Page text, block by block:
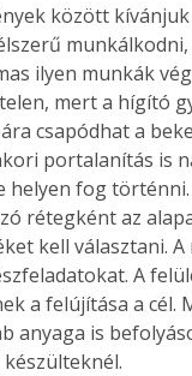
között kívánjuk
ilyen munkák
mert a hígító
csapódhat a
portalanítás is
helyen fog történni.
rétegként az
kell választani. A
A
a felújítása a cél.
anyaga is